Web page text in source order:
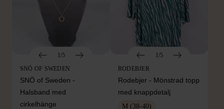
1/5
SNÖ OF SWEDEN
SNÖ of Sweden -
Halsband med
cirkelhänge
1/5
RODEBJER
Rodebjer - Mönstrad topp
med knappdetalj
M (38-40)